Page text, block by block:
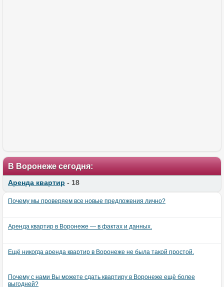
В Воронеже сегодня:
Аренда квартир - 18
Почему мы проверяем все новые предложения лично?
Аренда квартир в Воронеже — в фактах и данных.
Ещё никогда аренда квартир в Воронеже не была такой простой.
Почему с нами Вы можете сдать квартиру в Воронеже ещё более
выгодней?